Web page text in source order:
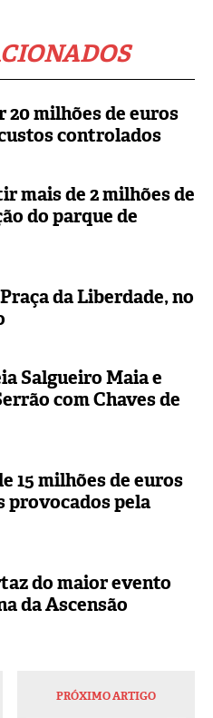
milhões de euros
controlados
mais de 2 milhões de
do parque de
da Liberdade, no
Salgueiro Maia e
com Chaves de
15 milhões de euros
provocados pela
do maior evento
da Ascensão
PRÓXIMO ARTIGO